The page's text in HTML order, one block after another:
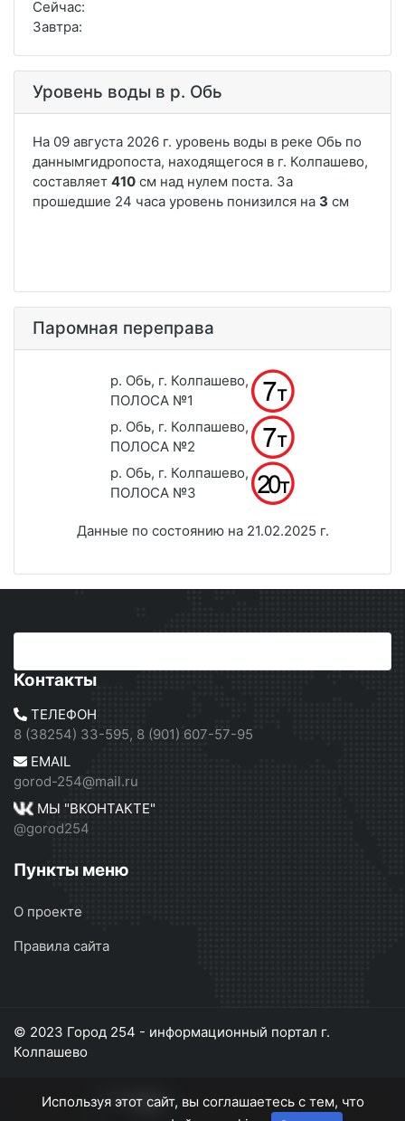
Сейчас:
Завтра:
Уровень воды в р. Обь
Паромная переправа
р. Обь, г. Колпашево,
ПОЛОСА №1
р. Обь, г. Колпашево,
ПОЛОСА №2
р. Обь, г. Колпашево,
ПОЛОСА №3
Данные по состоянию на 21.02.2025 г.
Контакты
ТЕЛЕФОН
8 (38254) 33-595, 8 (901) 607-57-95
EMAIL
gorod-254@mail.ru
МЫ "ВКОНТАКТЕ"
@gorod254
Пункты меню
О проекте
Правила сайта
© 2023 Город 254 - информационный портал г.
Колпашево
Используя этот сайт, вы соглашаетесь с тем, что